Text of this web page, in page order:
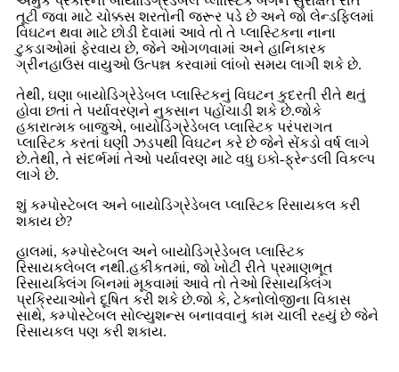
તૂટી જવા માટે ચોક્કસ શરતોની જરૂર પડે છે અને જો લેન્ડફિલમાં
વિઘટન થવા માટે છોડી દેવામાં આવે તો તે પ્લાસ્ટિકના નાના
ટુકડાઓમાં ફેરવાય છે, જેને ઓગળવામાં અને હાનિકારક
ગ્રીનહાઉસ વાયુઓ ઉત્પન્ન કરવામાં લાંબો સમય લાગી શકે છે.
તેથી, ઘણા બાયોડિગ્રેડેબલ પ્લાસ્ટિકનું વિઘટન કુદરતી રીતે થતું
હોવા છતાં તે પર્યાવરણને નુકસાન પહોંચાડી શકે છે.જોકે
હકારાત્મક બાજુએ, બાયોડિગ્રેડેબલ પ્લાસ્ટિક પરંપરાગત
પ્લાસ્ટિક કરતાં ઘણી ઝડપથી વિઘટન કરે છે જેને સેંકડો વર્ષ લાગે
છે.તેથી, તે સંદર્ભમાં તેઓ પર્યાવરણ માટે વધુ ઇકો-ફ્રેન્ડલી વિકલ્પ
લાગે છે.
શું કમ્પોસ્ટેબલ અને બાયોડિગ્રેડેબલ પ્લાસ્ટિક રિસાયકલ કરી
શકાય છે?
હાલમાં, કમ્પોસ્ટેબલ અને બાયોડિગ્રેડેબલ પ્લાસ્ટિક
રિસાયકલેબલ નથી.હકીકતમાં, જો ખોટી રીતે પ્રમાણભૂત
રિસાયક્લિંગ બિનમાં મૂકવામાં આવે તો તેઓ રિસાયક્લિંગ
પ્રક્રિયાઓને દૂષિત કરી શકે છે.જો કે, ટેક્નોલોજીના વિકાસ
સાથે, કમ્પોસ્ટેબલ સોલ્યુશન્સ બનાવવાનું કામ ચાલી રહ્યું છે જેને
રિસાયકલ પણ કરી શકાય.